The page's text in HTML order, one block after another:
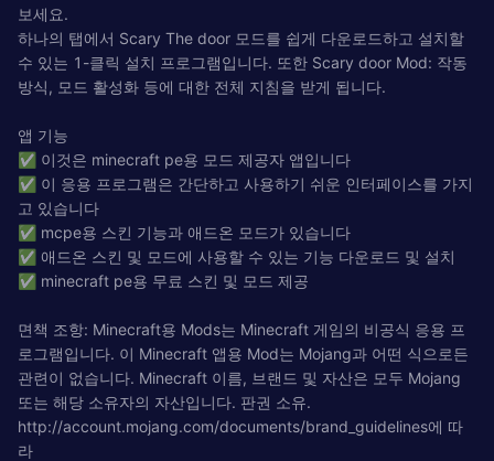
보세요.
하나의 탭에서 Scary The door 모드를 쉽게 다운로드하고 설치할
수 있는 1-클릭 설치 프로그램입니다. 또한 Scary door Mod: 작동
방식, 모드 활성화 등에 대한 전체 지침을 받게 됩니다.
앱 기능
✅ 이것은 minecraft pe용 모드 제공자 앱입니다
✅ 이 응용 프로그램은 간단하고 사용하기 쉬운 인터페이스를 가지
고 있습니다
✅ mcpe용 스킨 기능과 애드온 모드가 있습니다
✅ 애드온 스킨 및 모드에 사용할 수 있는 기능 다운로드 및 설치
✅ minecraft pe용 무료 스킨 및 모드 제공
면책 조항: Minecraft용 Mods는 Minecraft 게임의 비공식 응용 프
로그램입니다. 이 Minecraft 앱용 Mod는 Mojang과 어떤 식으로든
관련이 없습니다. Minecraft 이름, 브랜드 및 자산은 모두 Mojang
또는 해당 소유자의 자산입니다. 판권 소유.
http://account.mojang.com/documents/brand_guidelines에 따
라